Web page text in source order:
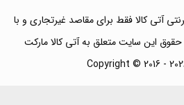
آتی کالا فقط برای مقاصد غیرتجاری و با
حقوق این سایت متعلق به آتی کالا مارکت